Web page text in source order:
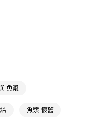
魚漿
魚漿 懷舊